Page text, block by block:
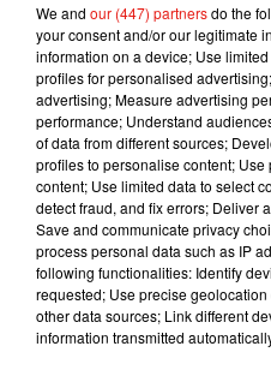
un seul créneau à 14h, et 25
A noter queles commerces
les dimanches26 novembre,
We and our (447) partnersdo the
your consent and/or our legitimate
information on a device; Use
profiles for personalised
advertising; Measure advertising
performance; Understand
of data from different sources;
profiles to personalise content;
content; Use limited data to select
detect fraud, and fix errors; Deliver
Save and communicate privacy
process personal data such as IP
following functionalities: Identify
requested; Use precise
other data sources; Link different
information transmitted